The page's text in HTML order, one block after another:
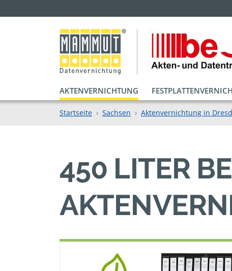
AKTENVERNICHTUNG
Startseite Sachsen Aktenvernichtung in
450 LITER